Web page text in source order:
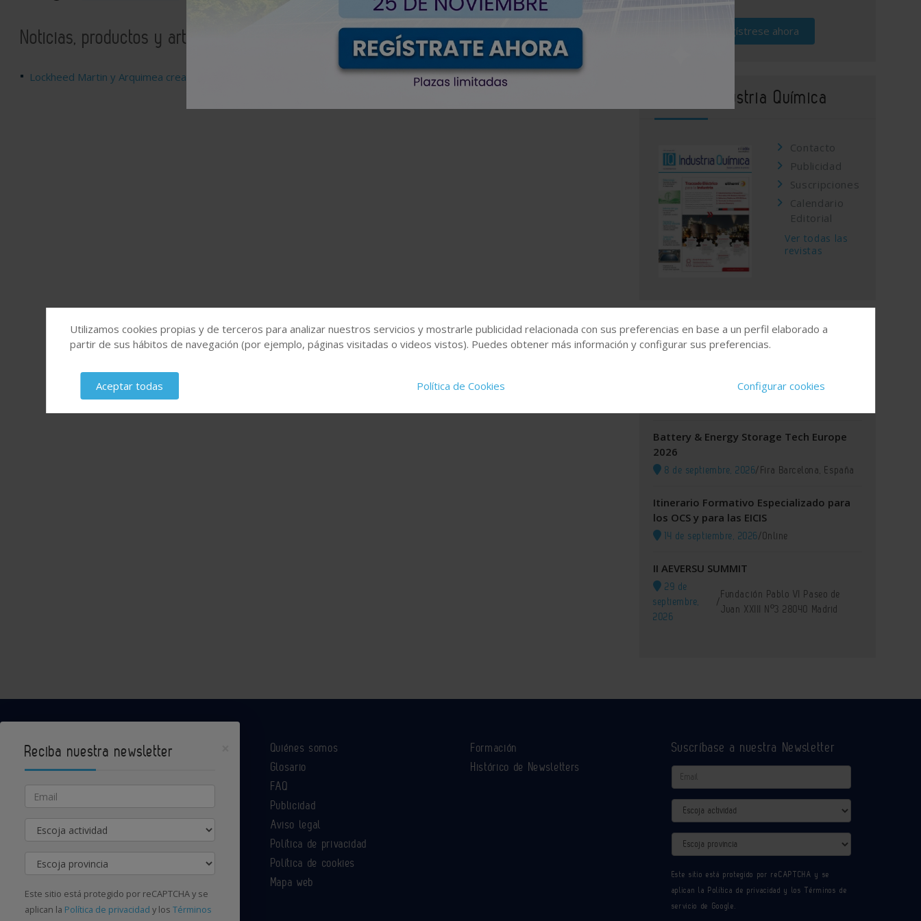
Noticias, productos y artículos relacionados a arquimea
Lockheed Martin y Arquimea crean sistemas de vigilancia y reconocimiento (ISR) con IA avanzada
Regístrese ahora
Revista Industria Química
Contacto
Publicidad
Suscripciones
Calendario
Editorial
Ver todas las
revistas
Agenda
XI GREEN IUPAC 2026
Battery & Energy Storage Tech Europe
2026
8 de septiembre, 2026/Fira Barcelona, España
Itinerario Formativo Especializado para
los OCS y para las EICIS
14 de septiembre, 2026/Online
II AEVERSU SUMMIT
29 de
septiembre,
2026
/
Fundación Pablo VI Paseo de
Juan XXIII Nº3 28040 Madrid
Contacte con nosotros
Quiénes somos
Glosario
FAQ
Publicidad
Aviso legal
Política de privacidad
Política de cookies
Mapa web
Formación
Histórico de Newsletters
Suscríbase a nuestra Newsletter
Email
Actividad
Provincia
Este sitio está protegido por reCAPTCHA y se
aplican la Política de privacidad y losTérminos de
servicio de Google.
Utilizamos cookies propias y de terceros para analizar nuestros servicios y mostrarle publicidad relacionada con sus preferencias en base a un perfil elaborado a
partir de sus hábitos de navegación (por ejemplo, páginas visitadas o videos vistos). Puedes obtener más información y configurar sus preferencias.
Aceptar todas Política de Cookies Configurar cookies
Reciba nuestra newsletter
Email
Actividad
Provincia
Este sitio está protegido por reCAPTCHA y se
aplican la Política de privacidad y los Términos